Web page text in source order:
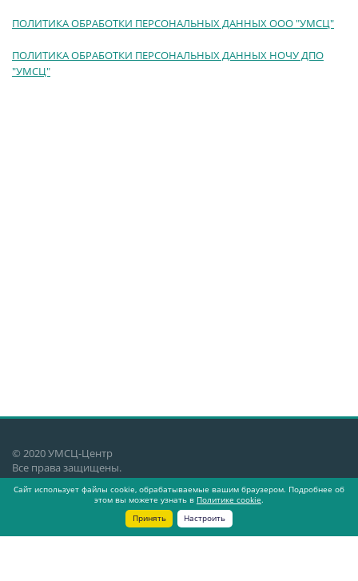
ПОЛИТИКА ОБРАБОТКИ ПЕРСОНАЛЬНЫХ ДАННЫХ ООО "УМСЦ"
ПОЛИТИКА ОБРАБОТКИ ПЕРСОНАЛЬНЫХ ДАННЫХ НОЧУ ДПО
"УМСЦ"
© 2020 УМСЦ-Центр
Все права защищены.
Екатеринбург, ул. Генеральская 3,
Сайт использует файлы cookie, обрабатываемые вашим браузером. Подробнее об
этом вы можете узнать в Политике cookie.
Принять
Настроить